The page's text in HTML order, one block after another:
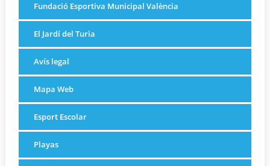
Fundació Esportiva Municipal València
El Jardí del Turia
Avís legal
Mapa Web
Esport Escolar
Playas